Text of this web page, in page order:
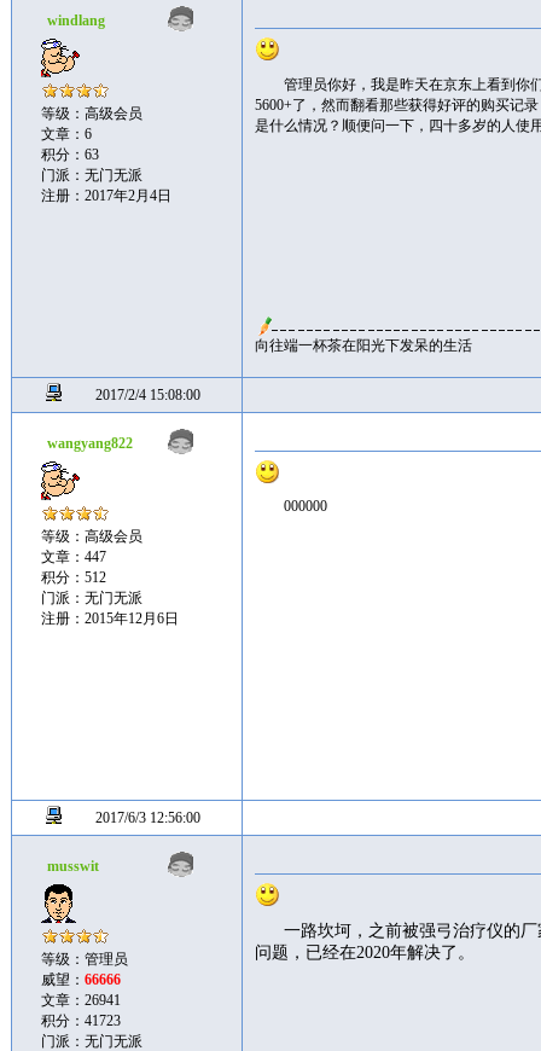
windlang
等级：高级会员
文章：6
积分：63
门派：无门无派
注册：2017年2月4日
管理员你好，我是昨天在京东上看到你
5600+了，然而翻看那些获得好评的购买记
是什么情况？顺便问一下，四十多岁的人使
向往端一杯茶在阳光下发呆的生活
2017/2/4 15:08:00
wangyang822
等级：高级会员
文章：447
积分：512
门派：无门无派
注册：2015年12月6日
000000
2017/6/3 12:56:00
musswit
等级：管理员
威望： 66666
文章：26941
积分：41723
门派：无门无派
一路坎坷，之前被强弓治疗仪的
问题，已经在2020年解决了。